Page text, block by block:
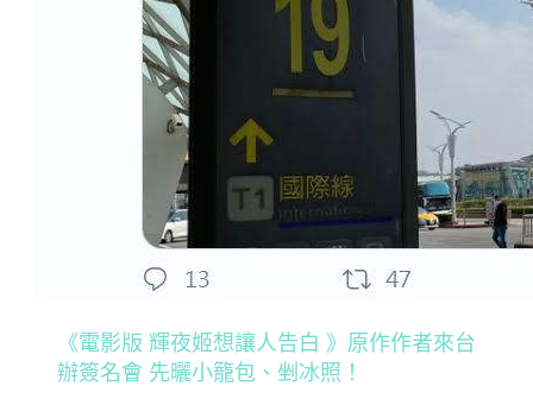
《電影版 輝夜姬想讓人告白 》原作作者來台
辦簽名會 先曬小籠包、剉冰照！